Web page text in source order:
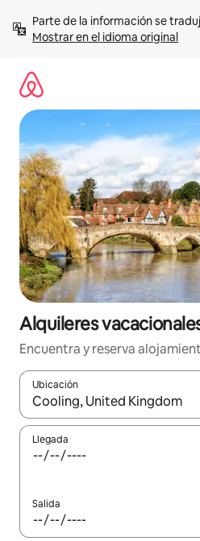
contenidoMostrar en el idioma original
Alquileres
Encuentra y reserva
Ubicación
Cuando los resultados estén
Llegada
Salida